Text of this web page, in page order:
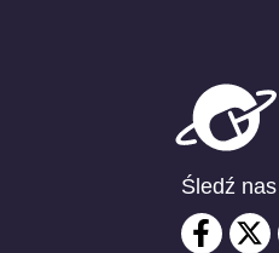
Śledź nas